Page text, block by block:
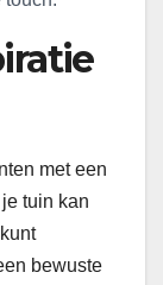
met een
tuin kan
bewuste